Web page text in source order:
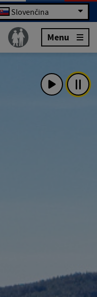
Slovenčina
Menu